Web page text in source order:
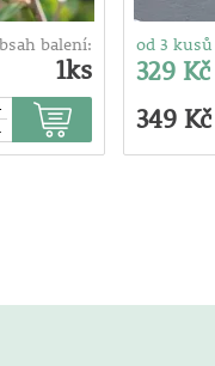
balení:
1ks
od 3 kusů
329 Kč
349 Kč